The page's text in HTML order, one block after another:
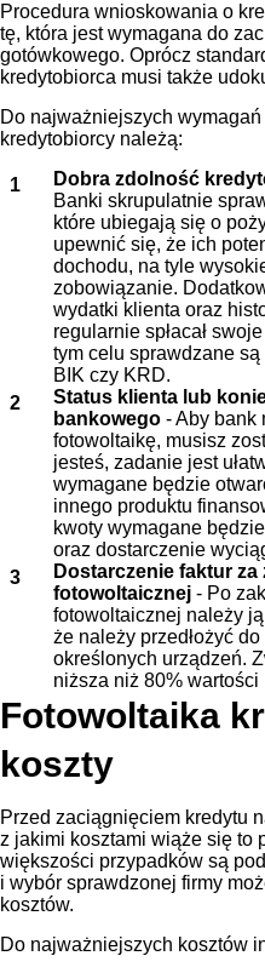
Procedura wnioskowania o
tę, która jest wymagana do
gotówkowego. Oprócz
kredytobiorca musi także
Do najważniejszych
kredytobiorcy należą:
Dobra zdolność
Banki skrupulatnie
które ubiegają się o
upewnić się, że ich
dochodu, na tyle
zobowiązanie.
wydatki klienta oraz
regularnie spłacał
tym celu sprawdzane
BIK czy KRD.
Status klienta lub
bankowego - Aby bank
fotowoltaikę, musisz
jesteś, zadanie jest
wymagane będzie
innego produktu
kwoty wymagane
oraz dostarczenie
Dostarczenie faktur
fotowoltaicznej - Po
fotowoltaicznej należy
że należy przedłożyć
określonych urządzeń.
niższa niż 80% wartości
Fotowoltaika
koszty
Przed zaciągnięciem kredytu
z jakimi kosztami wiąże się to
większości przypadków są
i wybór sprawdzonej firmy
kosztów.
Do najważniejszych kosztów